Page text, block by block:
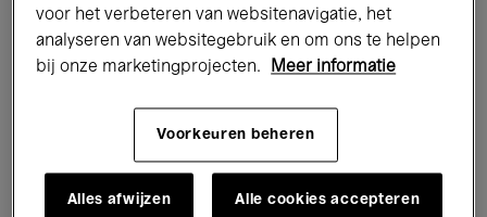
Jazz Klassieke Muziek Global Music
Voor iedereen Kids’ Palace
voor het verbeteren van websitenavigatie, het
analyseren van websitegebruik en om ons te helpen
bij onze marketingprojecten.
Meer informatie
Voorkeuren beheren
Alles afwijzen Alle cookies accepteren